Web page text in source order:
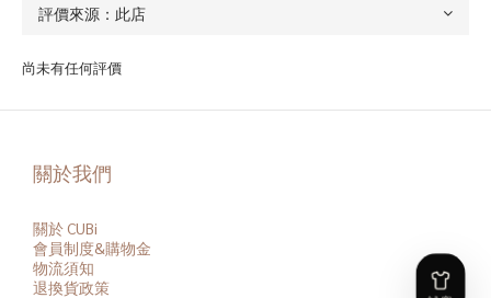
尚未有任何評價
關於我們
關於 CUBi
會員制度&購物金
物流須知
退換貨政策